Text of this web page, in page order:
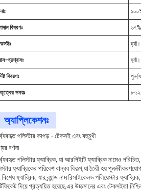
বিবরণঃ
হ্যাঁ।
প্রশ্বাসঃ হ্যাঁ।
বিবরণঃ
সময়ঃ ৮-১২
অ্যাপ্লিকেশনঃ
পলিস্টার কাপড় - টেকসই এবং বহুমুখী
বর্ণনা
পলিস্টার ফ্যাব্রিক, যা আরপিইটি ফ্যাব্রিক নামেও
ফ্যাব্রিকের পরিবেশ বান্ধব বিকল্প,যা তৈরী হয়
ফ্যাব্রিক, যার ব্র্যান্ড নাম রিসাইকেলড পলিয়েস্টার
দিয়ে প্রত্যয়িত হয়েছে,এর উচ্চমানের এবং টেকসইতা